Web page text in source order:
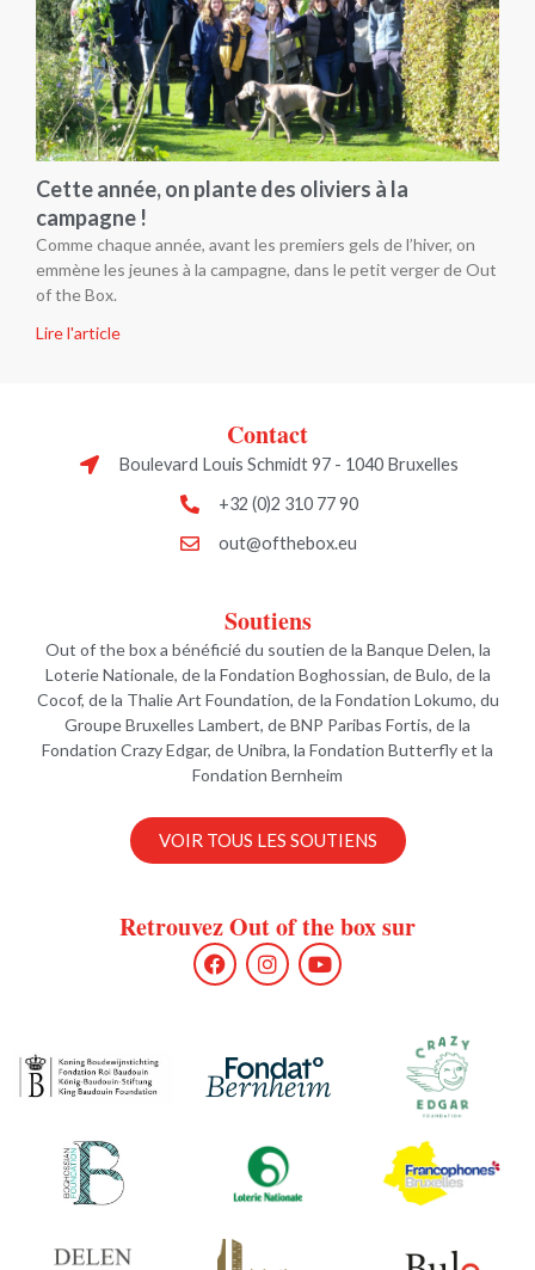
Cette année, on plante des oliviers à la
campagne !
Comme chaque année, avant les premiers gels de l’hiver, on
emmène les jeunes à la campagne, dans le petit verger de Out
of the Box.
Lire l'article
Contact
Boulevard Louis Schmidt 97 - 1040 Bruxelles
+32 (0)2 310 77 90
out@ofthebox.eu
Soutiens
Out of the box a bénéficié du soutien de la Banque Delen, la
Loterie Nationale, de la Fondation Boghossian, de Bulo, de la
Cocof, de la Thalie Art Foundation, de la Fondation Lokumo, du
Groupe Bruxelles Lambert, de BNP Paribas Fortis, de la
Fondation Crazy Edgar, de Unibra, la Fondation Butterfly et la
Fondation Bernheim
VOIR TOUS LES SOUTIENS
Retrouvez Out of the box sur
F
a
o
k
I
n
g
r
a
Y
o
b
e